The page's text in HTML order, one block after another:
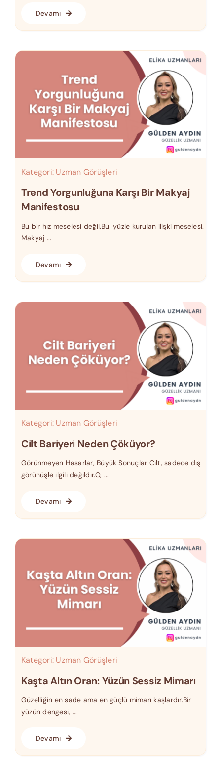
Devamı
Kategori: Uzman Görüşleri
Trend Yorgunluğuna Karşı Bir Makyaj
Manifestosu
Bu bir hız meselesi değil.Bu, yüzle kurulan ilişki meselesi.
Makyaj ...
Devamı
Kategori: Uzman Görüşleri
Cilt Bariyeri Neden Çöküyor?
Görünmeyen Hasarlar, Büyük Sonuçlar Cilt, sadece dış
görünüşle ilgili değildir.O, ...
Devamı
Kategori: Uzman Görüşleri
Kaşta Altın Oran: Yüzün Sessiz Mimarı
Güzelliğin en sade ama en güçlü mimarı kaşlardır.Bir
yüzün dengesi, ...
Devamı